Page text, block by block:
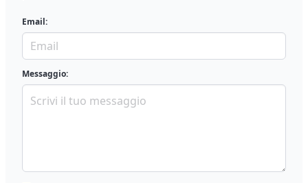
Email:
Messaggio: